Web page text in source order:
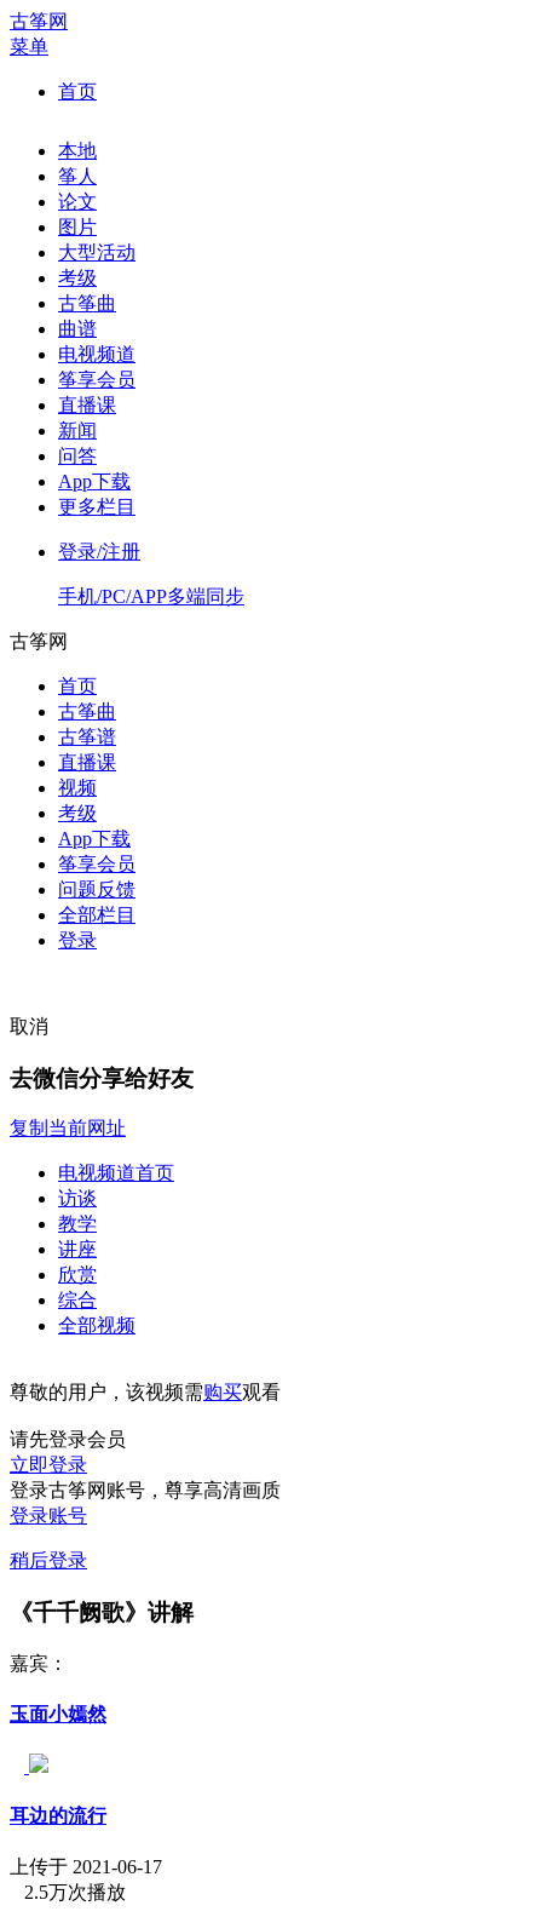
古筝网
菜单
首页
本地
筝人
论文
图片
大型活动
考级
古筝曲
曲谱
电视频道
筝享会员
直播课
新闻
问答
App下载
更多栏目
登录/注册
手机/PC/APP多端同步
古筝网
首页
古筝曲
古筝谱
直播课
视频
考级
App下载
筝享会员
问题反馈
全部栏目
登录
取消
去微信分享给好友
复制当前网址
电视频道首页
访谈
教学
讲座
欣赏
综合
全部视频
尊敬的用户，该视频需购买观看
请先登录会员
立即登录
登录古筝网账号，尊享高清画质
登录账号
稍后登录
《千千阙歌》讲解
嘉宾：
玉面小嫣然
耳边的流行
上传于 2021-06-17
2.5万次播放